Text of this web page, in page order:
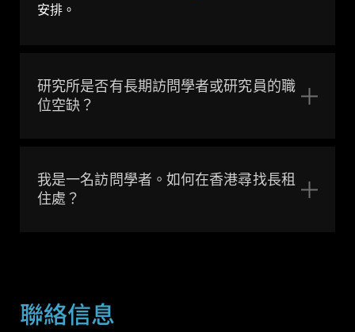
安排。
研究所是否有長期訪問學者或研究員的職
位空缺？
我是一名訪問學者。如何在香港尋找長租
住處？
聯絡信息